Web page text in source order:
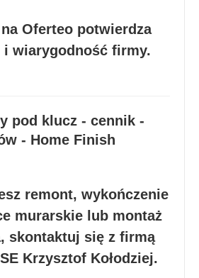
Oferteo potwierdza
i wiarygodność firmy.
remont, wykończenie
murarskie lub montaż
skontaktuj się z firmą
Krzysztof Kołodziej.